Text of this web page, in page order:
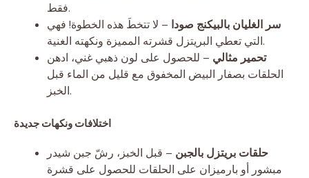
فقط.
سر الغليان بالبيكنج صودا – لا تتخطَ هذه الخطوة! فهي
التي تعطي البريتزل قشرته المميزة ونكهته الغنية.
تحمير مثالي – للحصول على لون ذهبي غني، ادهن
الحلقات بصفار البيض المخفوق مع قليل من الماء قبل
الخبز.
اختلافات ونكهات جديدة
حلقات بريتزل بالجبن – قبل الخبز، رشّ جبن شيدر
مبشور أو بارميزان على الحلقات للحصول على قشرة